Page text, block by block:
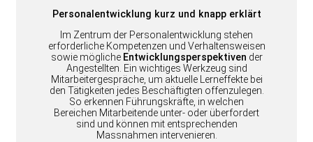
Personalentwicklung kurz und knapp erklärt
Im Zentrum der Personalentwicklung stehen
erforderliche Kompetenzen und Verhaltensweisen
sowie mögliche Entwicklungsperspektiven der
Angestellten. Ein wichtiges Werkzeug sind
Mitarbeitergespräche, um aktuelle Lerneffekte bei
den Tätigkeiten jedes Beschäftigten offenzulegen.
So erkennen Führungskräfte, in welchen
Bereichen Mitarbeitende unter- oder überfordert
sind und können mit entsprechenden
Massnahmen intervenieren.